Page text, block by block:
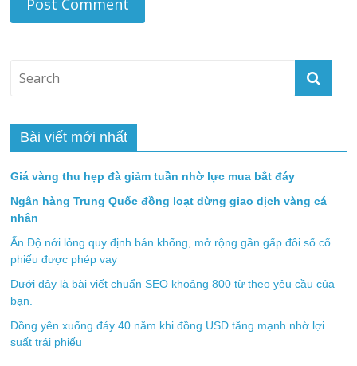
Bài viết mới nhất
Giá vàng thu hẹp đà giảm tuần nhờ lực mua bắt đáy
Ngân hàng Trung Quốc đồng loạt dừng giao dịch vàng cá
nhân
Ấn Độ nới lỏng quy định bán khống, mở rộng gần gấp đôi số cổ
phiếu được phép vay
Dưới đây là bài viết chuẩn SEO khoảng 800 từ theo yêu cầu của
bạn.
Đồng yên xuống đáy 40 năm khi đồng USD tăng mạnh nhờ lợi
suất trái phiếu